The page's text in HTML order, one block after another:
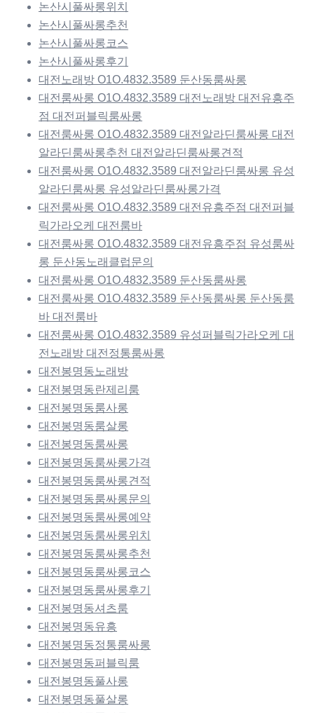
논산시풀싸롱위치
논산시풀싸롱추천
논산시풀싸롱코스
논산시풀싸롱후기
대전노래방 O1O.4832.3589 둔산동룸싸롱
대전룸싸롱 O1O.4832.3589 대전노래방 대전유흥주
점 대전퍼블릭룸싸롱
대전룸싸롱 O1O.4832.3589 대전알라딘룸싸롱 대전
알라딘룸싸롱추천 대전알라딘룸싸롱견적
대전룸싸롱 O1O.4832.3589 대전알라딘룸싸롱 유성
알라딘룸싸롱 유성알라딘룸싸롱가격
대전룸싸롱 O1O.4832.3589 대전유흥주점 대전퍼블
릭가라오케 대전룸바
대전룸싸롱 O1O.4832.3589 대전유흥주점 유성룸싸
롱 둔산동노래클럽문의
대전룸싸롱 O1O.4832.3589 둔산동룸싸롱
대전룸싸롱 O1O.4832.3589 둔산동룸싸롱 둔산동룸
바 대전룸바
대전룸싸롱 O1O.4832.3589 유성퍼블릭가라오케 대
전노래방 대전정통룸싸롱
대전봉명동노래방
대전봉명동란제리룸
대전봉명동룸사롱
대전봉명동룸살롱
대전봉명동룸싸롱
대전봉명동룸싸롱가격
대전봉명동룸싸롱견적
대전봉명동룸싸롱문의
대전봉명동룸싸롱예약
대전봉명동룸싸롱위치
대전봉명동룸싸롱추천
대전봉명동룸싸롱코스
대전봉명동룸싸롱후기
대전봉명동셔츠룸
대전봉명동유흥
대전봉명동정통룸싸롱
대전봉명동퍼블릭룸
대전봉명동풀사롱
대전봉명동풀살롱